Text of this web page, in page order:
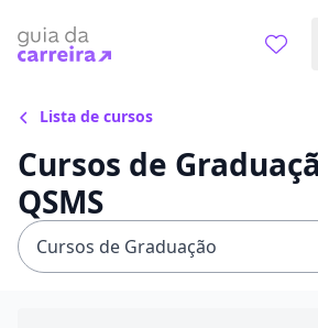
Lista de cursos
Cursos de
QSMS
Cursos de Graduação